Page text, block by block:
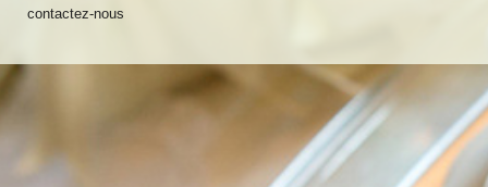
contactez-nous